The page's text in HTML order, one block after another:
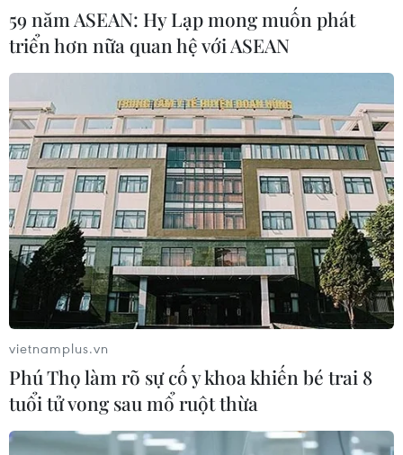
59 năm ASEAN: Hy Lạp mong muốn phát
triển hơn nữa quan hệ với ASEAN
vietnamplus.vn
Phú Thọ làm rõ sự cố y khoa khiến bé trai 8
tuổi tử vong sau mổ ruột thừa